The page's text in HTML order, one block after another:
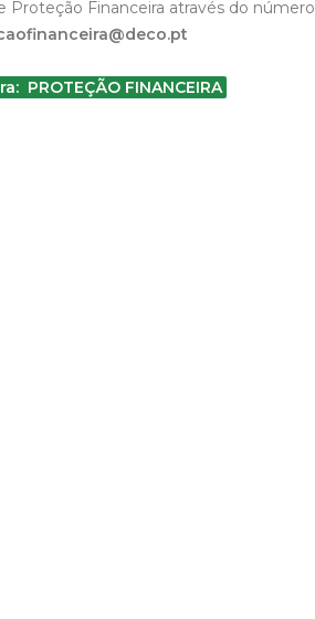
Proteção Financeira através do número
PROTEÇÃO FINANCEIRA